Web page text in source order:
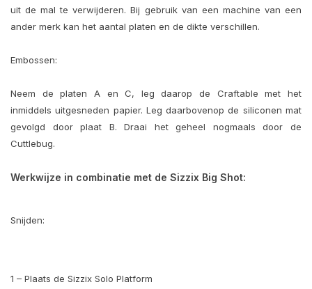
uit de mal te verwijderen. Bij gebruik van een machine van een
ander merk kan het aantal platen en de dikte verschillen.
Embossen:
Neem de platen A en C, leg daarop de Craftable met het
inmiddels uitgesneden papier. Leg daarbovenop de siliconen mat
gevolgd door plaat B. Draai het geheel nogmaals door de
Cuttlebug.
Werkwijze in combinatie met de Sizzix Big Shot:
Snijden:
1 – Plaats de Sizzix Solo Platform